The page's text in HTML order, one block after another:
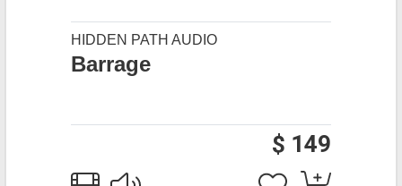
HIDDEN PATH AUDIO
Barrage
$ 149